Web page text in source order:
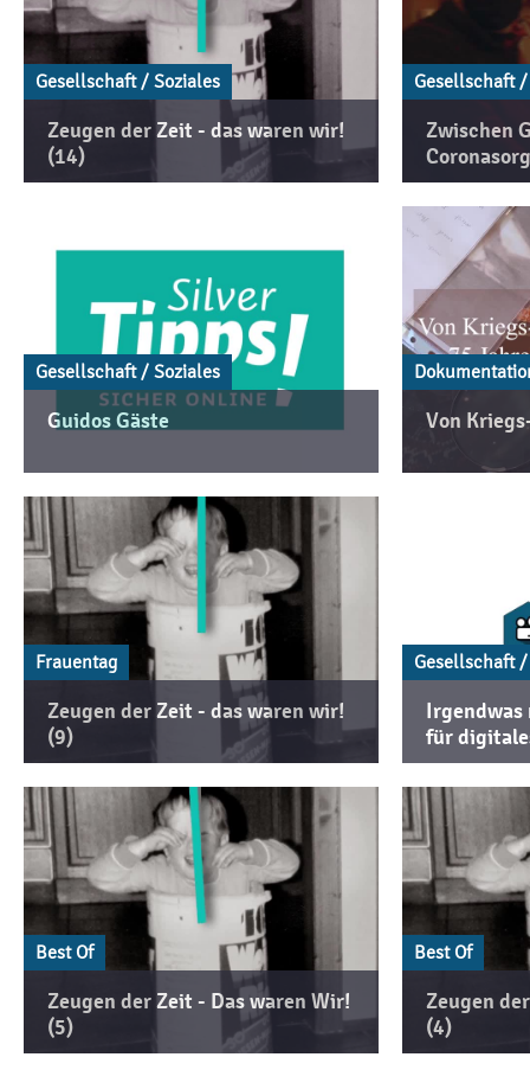
Gesellschaft / Soziales
Zeugen der Zeit - das waren wir!
(14)
Gesellschaft
Zwischen
Gesellschaft / Soziales
Guidos Gäste Von
Frauentag
Zeugen der Zeit - das waren wir!
(9)
Gesellschaft
Irgendwas
für
Best Of
Zeugen der Zeit - Das waren Wir!
(5)
Best Of
Zeugen
(4)